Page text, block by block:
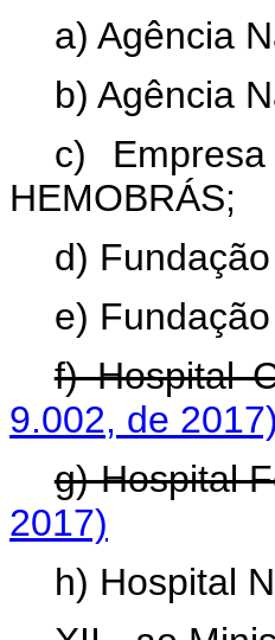
a) Agência
b) Agência
c)
HEMOBRÁS;
d)
e)
f) Hospital
9.002, de 2017)
g) Hospital
2017)
h) Hospital